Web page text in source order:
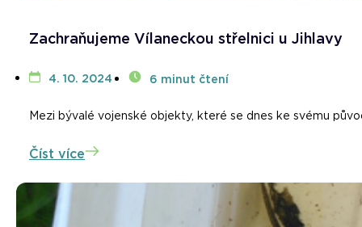
Zachraňujeme Vílaneckou střelnici u Jihlavy
4. 10. 2024 6 minut čtení
Mezi bývalé vojenské objekty, které se dnes ke svému
Číst více